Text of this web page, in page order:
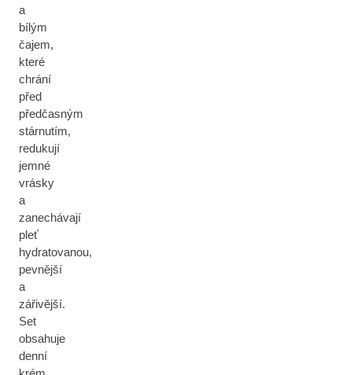
a
bílým
čajem,
které
chrání
před
předčasným
stárnutím,
redukují
jemné
vrásky
a
zanechávají
pleť
hydratovanou,
pevnější
a
zářivější.
Set
obsahuje
denní